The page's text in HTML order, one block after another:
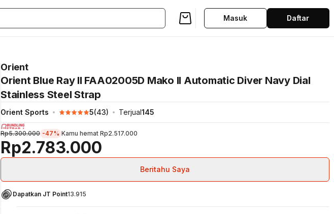
Masuk Daftar
Orient
Orient Blue Ray II FAA02005D Mako II Automatic Diver Navy Dial
Stainless Steel Strap
Orient Sports 5(43) Terjual145
Rp2.783.000
Rp5.300.000 -47% Kamu hemat Rp2.517.000
Beritahu Saya
Dapatkan JT Point13.915